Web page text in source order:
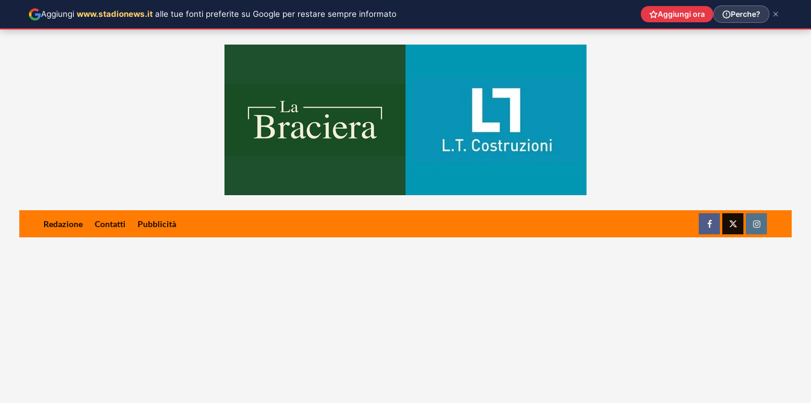
Redazione Contatti Pubblicità
FacebookTwitterInstagram
Aggiungi www.stadionews.it alle tue fonti preferite su Google per restare sempre informato Aggiungi ora Perche?